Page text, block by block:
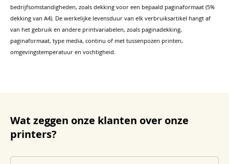
bedrijfsomstandigheden, zoals dekking voor een bepaald paginaformaat (5%
dekking van A4). De werkelijke levensduur van elk verbruiksartikel hangt af
van het gebruik en andere printvariabelen, zoals paginadekking,
paginaformaat, type media, continu of met tussenpozen printen,
omgevingstemperatuur en vochtigheid.
Wat zeggen onze klanten over onze
printers?